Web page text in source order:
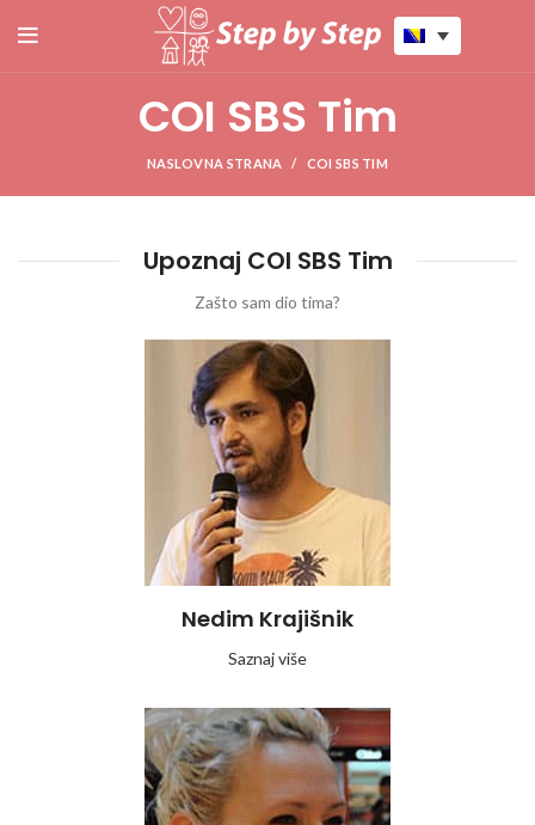
COI SBS Tim
NASLOVNA STRANA COI SBS TIM
Upoznaj COI SBS Tim
Zašto sam dio tima?
Nedim Krajišnik
Saznaj više